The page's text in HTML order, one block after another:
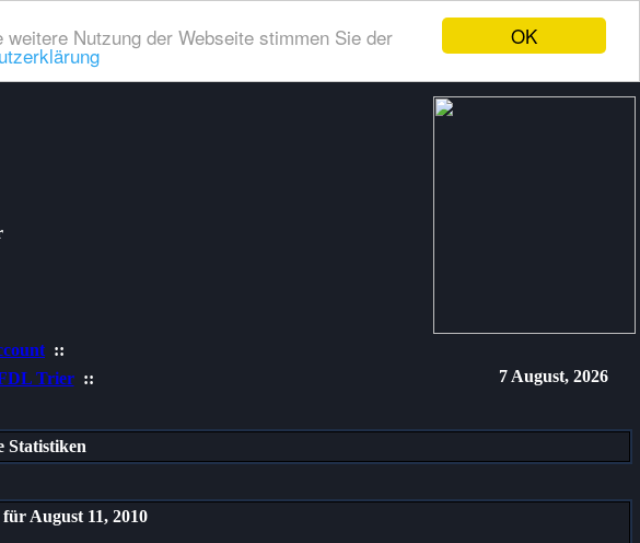
OK
Nutzung der Webseite stimmen Sie der
::
Trier :: 7 August, 2026
Statistiken
August 11, 2010